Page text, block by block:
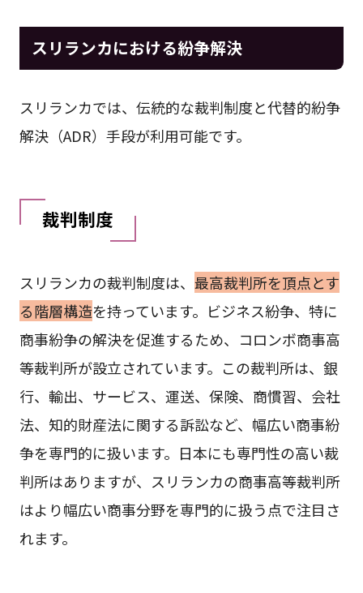
スリランカにおける紛争解決
スリランカでは、伝統的な裁判制度と代替的紛争
解決（ADR）手段が利用可能です。
裁判制度
スリランカの裁判制度は、 最高裁判所を頂点とす
る階層構造を持っています。ビジネス紛争、特に
商事紛争の解決を促進するため、コロンボ商事高
等裁判所が設立されています。この裁判所は、銀
行、輸出、サービス、運送、保険、商慣習、会社
法、知的財産法に関する訴訟など、幅広い商事紛
争を専門的に扱います。日本にも専門性の高い裁
判所はありますが、スリランカの商事高等裁判所
はより幅広い商事分野を専門的に扱う点で注目さ
れます。